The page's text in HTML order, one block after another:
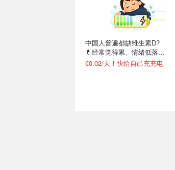
中国人普遍都缺维生素D?
💊经常觉得累、情绪低落、
免疫力低
€0.02/天！快给自己充充电